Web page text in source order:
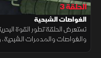
الحلقة 3
الغواصات الشبحية
تستعرض الحلقة تطور القوة
والغواصات والمدمرات